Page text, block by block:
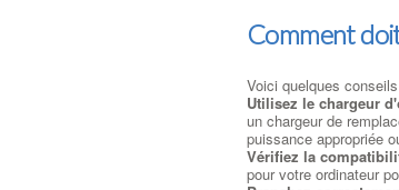
Comment
Voici quelques
Utilisez le chargeur
un chargeur de
puissance appropriée
Vérifiez la
pour votre ordinateur